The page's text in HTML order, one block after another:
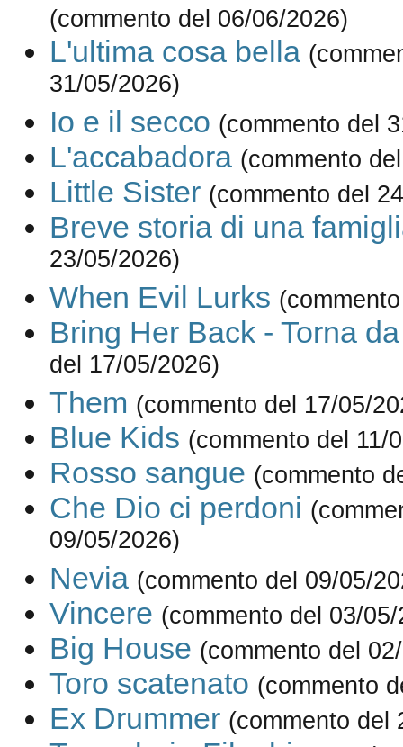
(commento del 06/06/2026)
L'ultima cosa bella
31/05/2026)
Io e il secco (commento del
L'accabadora (commento
Little Sister (commento del
Breve storia di una
23/05/2026)
When Evil Lurks
Bring Her Back - Torna
del 17/05/2026)
Them (commento del 17/05/
Blue Kids (commento del 11/
Rosso sangue (commento
Che Dio ci perdoni
09/05/2026)
Nevia (commento del 09/05/
Vincere (commento del 03/
Big House (commento del
Toro scatenato (commento
Ex Drummer (commento del